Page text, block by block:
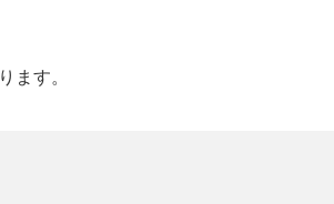
ます。